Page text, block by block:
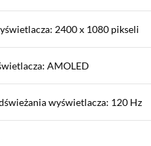
2400 x 1080 pikseli
AMOLED
wyświetlacza: 120 Hz